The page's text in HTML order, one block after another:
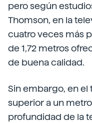
pero según
Thomson, en la
cuatro veces más
de 1,72 metros
de buena calidad.
Sin embargo, en
superior a un
profundidad de la